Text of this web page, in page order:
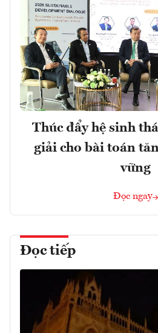
Thúc đẩy hệ sinh
giải cho bài toán
vững
Đọc ngay
Đọc tiếp